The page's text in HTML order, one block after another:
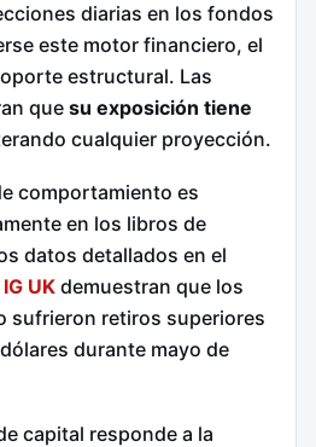
diarias en los fondos
este motor financiero, el
estructural. Las
que su exposición tiene
cualquier proyección.
comportamiento es
en los libros de
datos detallados en el
UK demuestran que los
sufrieron retiros superiores
durante mayo de
capital responde a la